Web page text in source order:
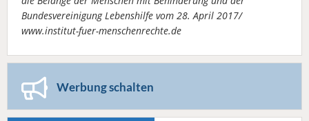
Bundesvereinigung Lebenshilfe vom 28. April 2017/
www.institut-fuer-menschenrechte.de
Werbung schalten